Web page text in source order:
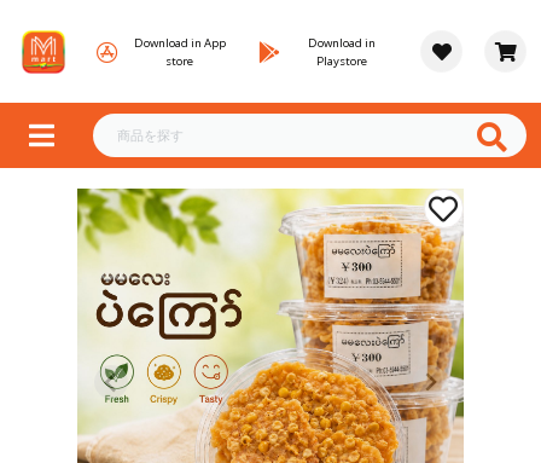
Download in App
store
Download in
Playstore